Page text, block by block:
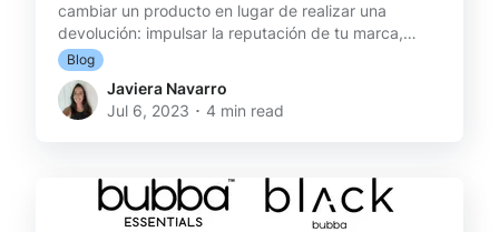
cambiar un producto en lugar de realizar una
devolución: impulsar la reputación de tu marca,
aumentar las oportunidades de ventas cruzadas y
de upselling, fomentar la lealtad del cliente, entre
otros beneficios. Las devoluciones versus los
cambios Los e-commerce enfrentan una tasa de
probabilidades de saber exactamente lo que les
llegará, ya que solo han vist
Blog
Javiera Navarro
Jul 6, 2023 ･ 4 min read